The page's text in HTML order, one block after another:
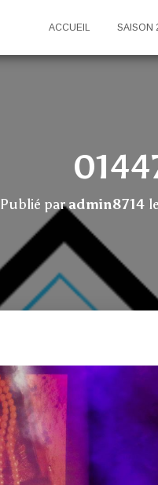
ACCUEIL SAISON
Publié paradmin8714 le